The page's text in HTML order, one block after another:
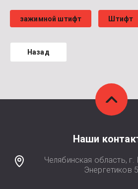
зажимной штифт Штифт
Назад
Наши
Челябинская область, г.
Энергетиков 5